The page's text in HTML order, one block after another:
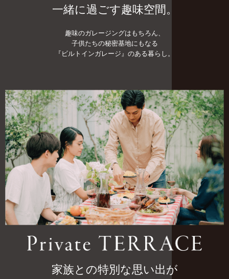
一緒に過ごす趣味空間。
趣味のガレージングはもちろん、
子供たちの秘密基地にもなる
『ビルトインガレージ』のある暮らし。
家族との特別な思い出が